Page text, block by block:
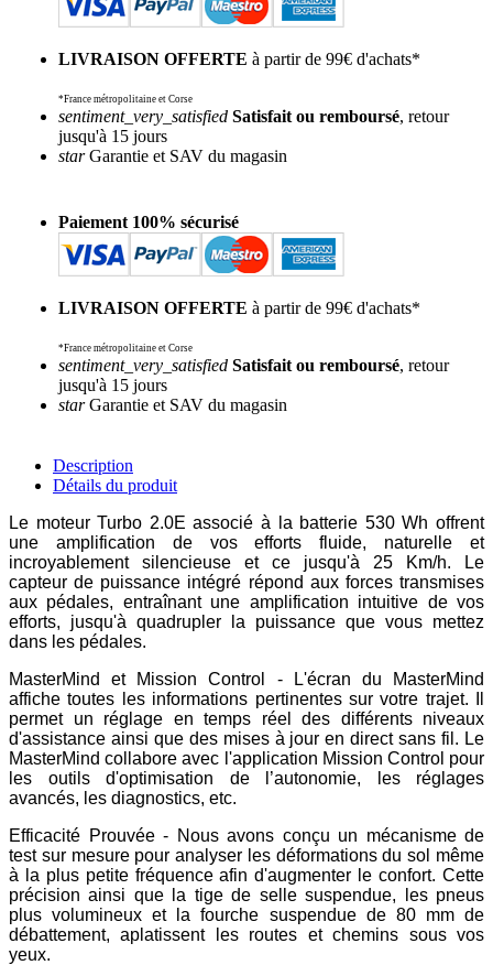
LIVRAISON OFFERTE à partir de 99€ d'achats*
*France métropolitaine et Corse
sentiment_very_satisfied Satisfait ou remboursé, retour
jusqu'à 15 jours
starGarantie et SAV du magasin
Paiement 100% sécurisé
LIVRAISON OFFERTE à partir de 99€ d'achats*
*France métropolitaine et Corse
sentiment_very_satisfied Satisfait ou remboursé, retour
jusqu'à 15 jours
starGarantie et SAV du magasin
Description
Détails du produit
Le moteur Turbo 2.0E associé à la batterie 530 Wh offrent
une amplification de vos efforts fluide, naturelle et
incroyablement silencieuse et ce jusqu'à 25 Km/h. Le
capteur de puissance intégré répond aux forces transmises
aux pédales, entraînant une amplification intuitive de vos
efforts, jusqu'à quadrupler la puissance que vous mettez
dans les pédales.
MasterMind et Mission Control - L'écran du MasterMind
affiche toutes les informations pertinentes sur votre trajet. Il
permet un réglage en temps réel des différents niveaux
d'assistance ainsi que des mises à jour en direct sans fil. Le
MasterMind collabore avec l'application Mission Control pour
les outils d'optimisation de l’autonomie, les réglages
avancés, les diagnostics, etc.
Efficacité Prouvée - Nous avons conçu un mécanisme de
test sur mesure pour analyser les déformations du sol même
à la plus petite fréquence afin d'augmenter le confort. Cette
précision ainsi que la tige de selle suspendue, les pneus
plus volumineux et la fourche suspendue de 80 mm de
débattement, aplatissent les routes et chemins sous vos
yeux.